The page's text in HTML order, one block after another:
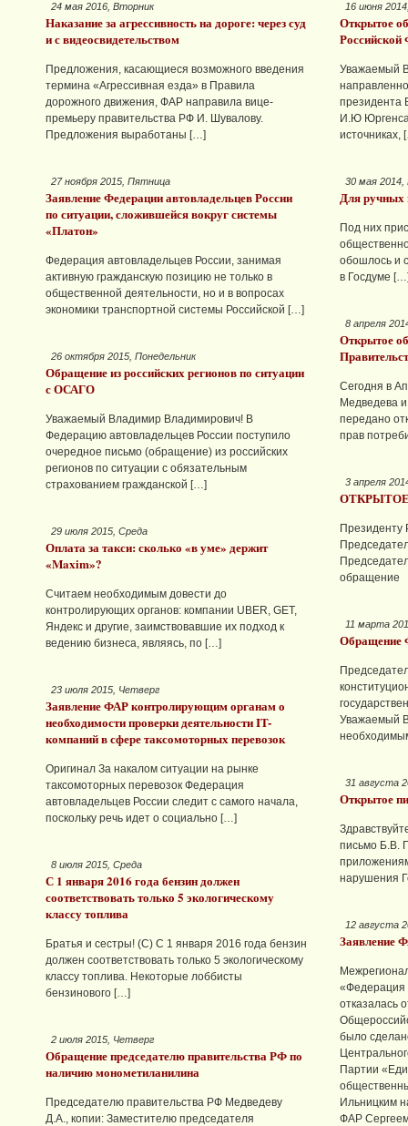
24 мая 2016, Вторник
Наказание за агрессивность на дороге: через суд
и с видеосвидетельством
Предложения, касающиеся возможного введения
термина «Агрессивная езда» в Правила
дорожного движения, ФАР направила вице-
премьеру правительства РФ И. Шувалову.
Предложения выработаны […]
27 ноября 2015, Пятница
Заявление Федерации автовладельцев России
по ситуации, сложившейся вокруг системы
«Платон»
Федерация автовладельцев России, занимая
активную гражданскую позицию не только в
общественной деятельности, но и в вопросах
экономики транспортной системы Российской […]
26 октября 2015, Понедельник
Обращение из российских регионов по ситуации
с ОСАГО
Уважаемый Владимир Владимирович! В
Федерацию автовладельцев России поступило
очередное письмо (обращение) из российских
регионов по ситуации с обязательным
страхованием гражданской […]
29 июля 2015, Среда
Оплата за такси: сколько «в уме» держит
«Maxim»?
Считаем необходимым довести до
контролирующих органов: компании UBER, GET,
Яндекс и другие, заимствовавшие их подход к
ведению бизнеса, являясь, по […]
23 июля 2015, Четверг
Заявление ФАР контролирующим органам о
необходимости проверки деятельности IT-
компаний в сфере таксомоторных перевозок
Оригинал За накалом ситуации на рынке
таксомоторных перевозок Федерация
автовладельцев России следит с самого начала,
поскольку речь идет о социально […]
8 июля 2015, Среда
С 1 января 2016 года бензин должен
соответствовать только 5 экологическому
классу топлива
Братья и сестры! (С) С 1 января 2016 года бензин
должен соответствовать только 5 экологическому
классу топлива. Некоторые лоббисты
бензинового […]
2 июля 2015, Четверг
Обращение председателю правительства РФ по
наличию монометиланилина
Председателю правительства РФ Медведеву
Д.А., копии: Заместителю председателя
16 июня
Открытое
Российской
Уважаемый
президента
И.Ю
источниках,
30 мая
Для ручных
Под них
обошлось и
в Госдуме
8 апреля
Открытое
Сегодня в
Медведева
передано
прав
3 апреля
Президенту
11 марта
Обращение
Уважаемый
31 августа
Открытое
письмо Б.В.
нарушения
12 августа
Заявление
«Федерация
отказалась
было
Партии
Ильницким
ФАР